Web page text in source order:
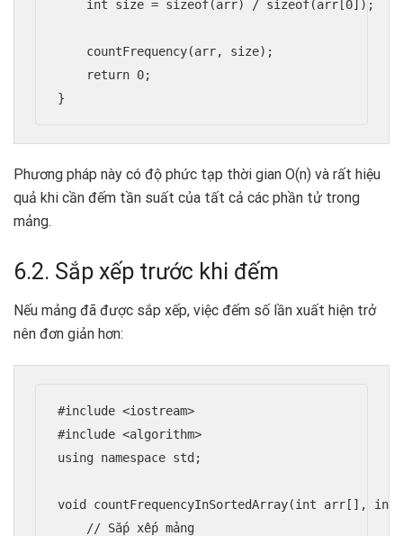
    int size = sizeof(arr) / sizeof(arr[0]);
    countFrequency(arr, size);
    return 0;
}
Phương pháp này có độ phức tạp thời gian O(n) và rất hiệu
quả khi cần đếm tần suất của tất cả các phần tử trong
mảng.
6.2. Sắp xếp trước khi đếm
Nếu mảng đã được sắp xếp, việc đếm số lần xuất hiện trở
nên đơn giản hơn:
#include <iostream>
#include <algorithm>
using namespace std;
void countFrequencyInSortedArray(int arr[],
    // Sắp xếp mảng